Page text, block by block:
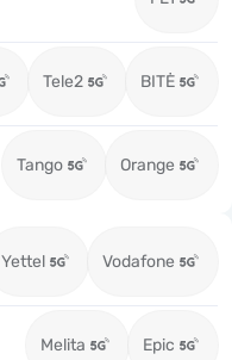
Tele2 BITĖ
Tango Orange
Yettel Vodafone
Melita Epic